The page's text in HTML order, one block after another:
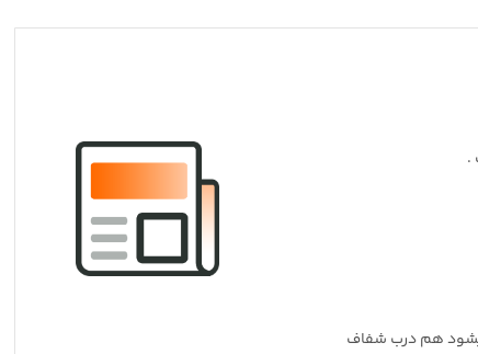
هم درب شفاف